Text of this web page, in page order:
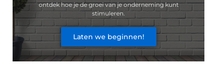
ontdek hoe je de groei van je onderneming kunt
stimuleren.
Laten we beginnen!